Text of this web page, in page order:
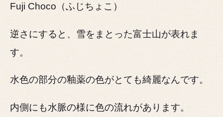
Fuji Choco（ふじちょこ）
逆さにすると、雪をまとった富士山が表れま
す。
水色の部分の釉薬の色がとても綺麗なんです。
内側にも水脈の様に色の流れがあります。